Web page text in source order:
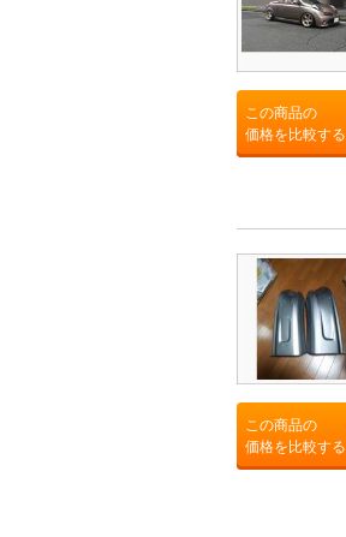
この商品の
価格を比較する
この商品の
価格を比較する